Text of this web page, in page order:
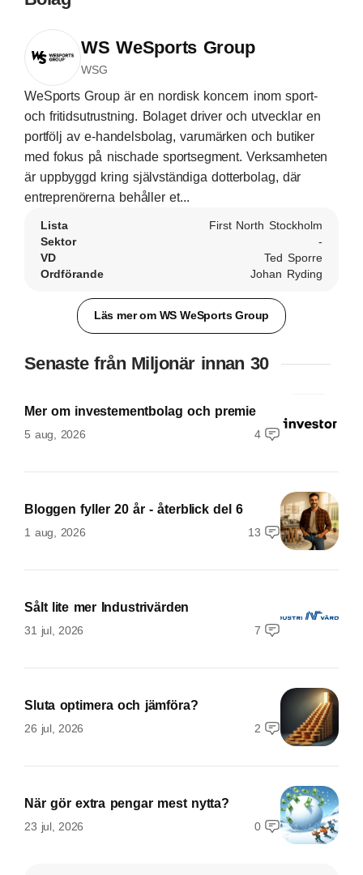
WS WeSports Group
WSG
WeSports Group är en nordisk koncern inom sport-
och fritidsutrustning. Bolaget driver och utvecklar en
portfölj av e-handelsbolag, varumärken och butiker
med fokus på nischade sportsegment. Verksamheten
är uppbyggd kring självständiga dotterbolag, där
entreprenörerna behåller et...
Lista
First North Stockholm
Sektor
-
VD
Ted Sporre
Ordförande
Johan Ryding
Läs mer om WS WeSports Group
Senaste från Miljonär innan 30
Mer om investementbolag och premie
5 aug, 2026 4
Bloggen fyller 20 år - återblick del 6
1 aug, 2026 13
Sålt lite mer Industrivärden
31 jul, 2026 7
Sluta optimera och jämföra?
26 jul, 2026 2
När gör extra pengar mest nytta?
23 jul, 2026 0